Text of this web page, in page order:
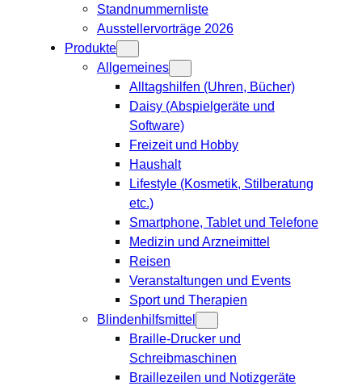
Standnummernliste
Ausstellervorträge 2026
Produkte
Allgemeines
Alltagshilfen (Uhren, Bücher)
Daisy (Abspielgeräte und
Software)
Freizeit und Hobby
Haushalt
Lifestyle (Kosmetik, Stilberatung
etc.)
Smartphone, Tablet und Telefone
Medizin und Arzneimittel
Reisen
Veranstaltungen und Events
Sport und Therapien
Blindenhilfsmittel
Braille-Drucker und
Schreibmaschinen
Braillezeilen und Notizgeräte